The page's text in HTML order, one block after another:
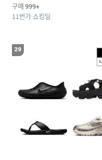
구매 999+
11번가 쇼킹딜
29